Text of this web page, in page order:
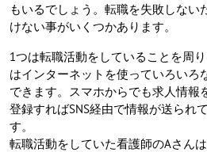
もいるでしょう。転職を失敗しない
けない事がいくつかあります。
1つは転職活動をしていることを周
はインターネットを使っていろいろ
できます。スマホからでも求人情報
登録すればSNS経由で情報が送られ
す。
転職活動をしていた看護師のAさん